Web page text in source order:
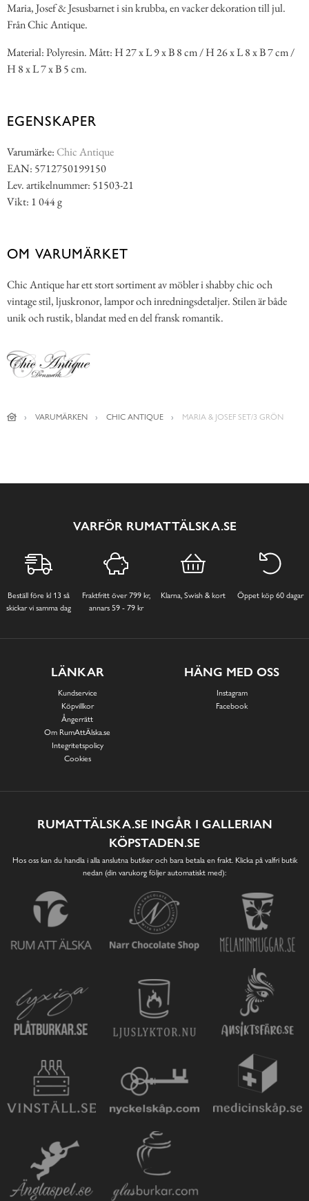
Maria, Josef & Jesusbarnet i sin krubba, en vacker dekoration till jul.
Från Chic Antique.
Material: Polyresin. Mått: H 27 x L 9 x B 8 cm / H 26 x L 8 x B 7 cm /
H 8 x L 7 x B 5 cm.
EGENSKAPER
Varumärke:Chic Antique
EAN: 5712750199150
Lev. artikelnummer: 51503-21
Vikt: 1 044 g
OM VARUMÄRKET
Chic Antique har ett stort sortiment av möbler i shabby chic och
vintage stil, ljuskronor, lampor och inredningsdetaljer. Stilen är både
unik och rustik, blandat med en del fransk romantik.
VARUMÄRKEN CHIC ANTIQUE MARIA & JOSEF SET/3 GRÖN
VARFÖR RUMATTÄLSKA.SE
Beställ före kl 13 så
skickar vi samma dag
Fraktfritt över 799 kr,
annars 59 - 79 kr
Klarna, Swish & kort Öppet köp 60 dagar
LÄNKAR
Kundservice
Köpvillkor
Ångerrätt
Om RumAttÄlska.se
Integritetspolicy
Cookies
HÄNG MED OSS
Instagram
Facebook
RUMATTÄLSKA.SE INGÅR I GALLERIAN
KÖPSTADEN.SE
Hos oss kan du handla i alla anslutna butiker och bara betala en frakt. Klicka på valfri butik
nedan (din varukorg följer automatiskt med):